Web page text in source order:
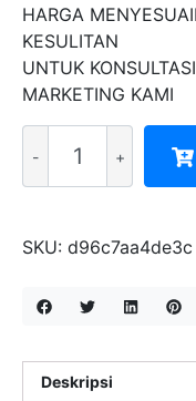
HARGA
KESULITAN
UNTUK
MARKETING KAMI
MITRA
HURUF
NIKE
SKU: d96c7aa4de3c
Deskripsi